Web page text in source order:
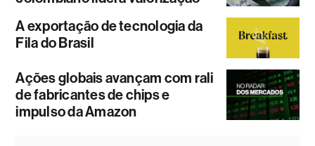
A exportação de tecnologia da
Fila do Brasil
Ações globais avançam com rali
de fabricantes de chips e
impulso da Amazon